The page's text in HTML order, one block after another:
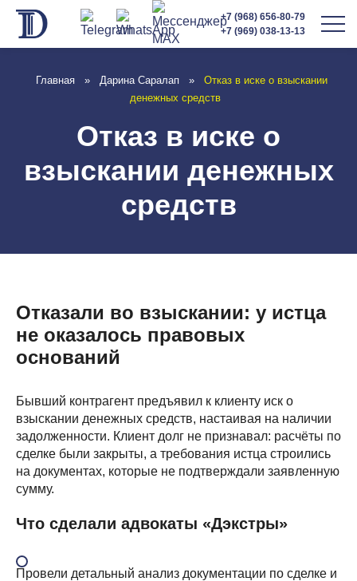
+7 (968) 656-80-79
+7 (969) 038-13-13
Главная » Дарина Саралап »
Отказ в иске о взыскании
денежных средств
Отказ в иске о
взыскании денежных
средств
Отказали во взыскании: у истца
не оказалось правовых
оснований
Бывший контрагент предъявил к клиенту иск о
взыскании денежных средств, настаивая на наличии
задолженности. Клиент долг не признавал: расчёты по
сделке были закрыты, а требования истца строились
на документах, которые не подтверждали заявленную
сумму.
Что сделали адвокаты «Дэкстры»
Провели детальный анализ документации по сделке и